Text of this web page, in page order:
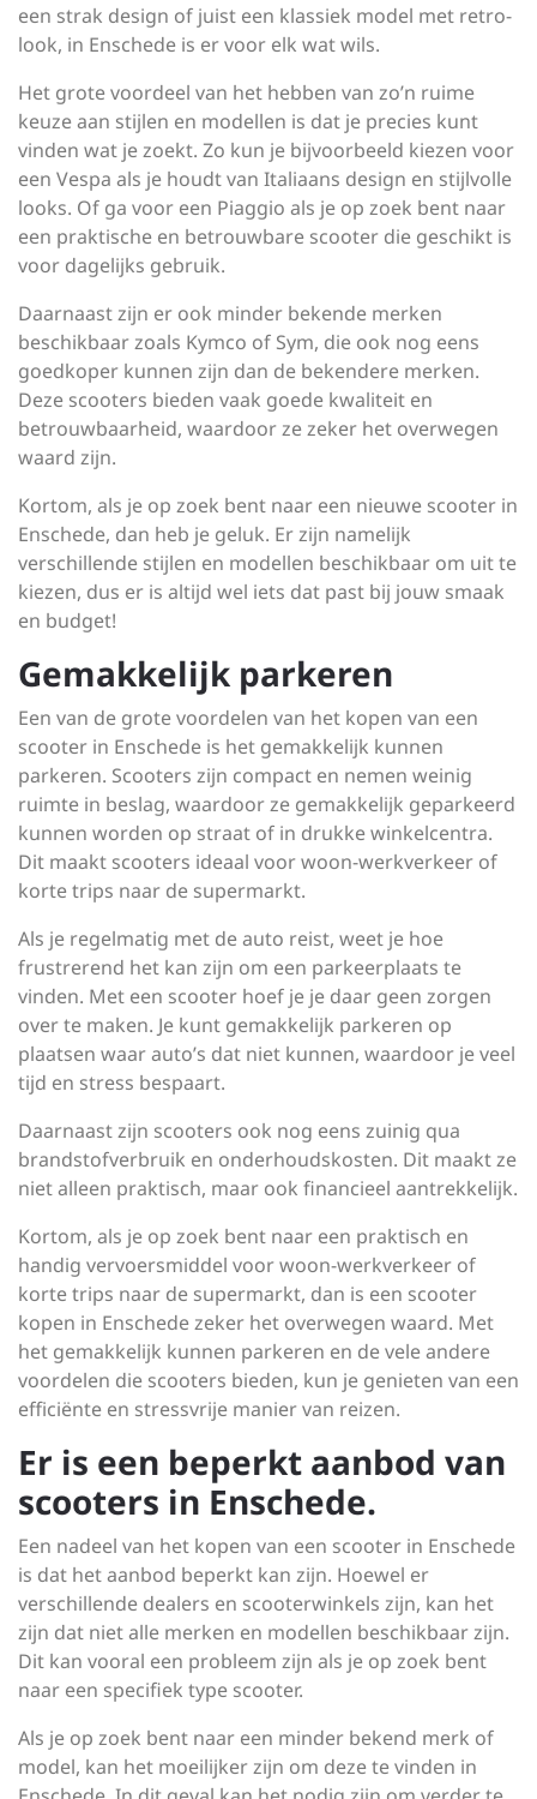
een strak design of juist een klassiek model met retro-
look, in Enschede is er voor elk wat wils.
Het grote voordeel van het hebben van zo’n ruime
keuze aan stijlen en modellen is dat je precies kunt
vinden wat je zoekt. Zo kun je bijvoorbeeld kiezen voor
een Vespa als je houdt van Italiaans design en stijlvolle
looks. Of ga voor een Piaggio als je op zoek bent naar
een praktische en betrouwbare scooter die geschikt is
voor dagelijks gebruik.
Daarnaast zijn er ook minder bekende merken
beschikbaar zoals Kymco of Sym, die ook nog eens
goedkoper kunnen zijn dan de bekendere merken.
Deze scooters bieden vaak goede kwaliteit en
betrouwbaarheid, waardoor ze zeker het overwegen
waard zijn.
Kortom, als je op zoek bent naar een nieuwe scooter in
Enschede, dan heb je geluk. Er zijn namelijk
verschillende stijlen en modellen beschikbaar om uit te
kiezen, dus er is altijd wel iets dat past bij jouw smaak
en budget!
Gemakkelijk parkeren
Een van de grote voordelen van het kopen van een
scooter in Enschede is het gemakkelijk kunnen
parkeren. Scooters zijn compact en nemen weinig
ruimte in beslag, waardoor ze gemakkelijk geparkeerd
kunnen worden op straat of in drukke winkelcentra.
Dit maakt scooters ideaal voor woon-werkverkeer of
korte trips naar de supermarkt.
Als je regelmatig met de auto reist, weet je hoe
frustrerend het kan zijn om een parkeerplaats te
vinden. Met een scooter hoef je je daar geen zorgen
over te maken. Je kunt gemakkelijk parkeren op
plaatsen waar auto’s dat niet kunnen, waardoor je veel
tijd en stress bespaart.
Daarnaast zijn scooters ook nog eens zuinig qua
brandstofverbruik en onderhoudskosten. Dit maakt ze
niet alleen praktisch, maar ook financieel aantrekkelijk.
Kortom, als je op zoek bent naar een praktisch en
handig vervoersmiddel voor woon-werkverkeer of
korte trips naar de supermarkt, dan is een scooter
kopen in Enschede zeker het overwegen waard. Met
het gemakkelijk kunnen parkeren en de vele andere
voordelen die scooters bieden, kun je genieten van een
efficiënte en stressvrije manier van reizen.
Er is een beperkt aanbod van
scooters in Enschede.
Een nadeel van het kopen van een scooter in Enschede
is dat het aanbod beperkt kan zijn. Hoewel er
verschillende dealers en scooterwinkels zijn, kan het
zijn dat niet alle merken en modellen beschikbaar zijn.
Dit kan vooral een probleem zijn als je op zoek bent
naar een specifiek type scooter.
Als je op zoek bent naar een minder bekend merk of
model, kan het moeilijker zijn om deze te vinden in